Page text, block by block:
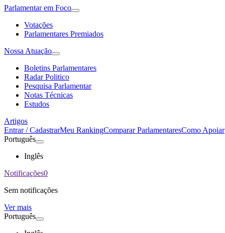
Parlamentar em Foco
Votações
Parlamentares Premiados
Nossa Atuação
Boletins Parlamentares
Radar Politico
Pesquisa Parlamentar
Notas Técnicas
Estudos
Artigos
Entrar / CadastrarMeu RankingComparar ParlamentaresComo Apoiar
Português
Inglês
Notificações0
Sem notificações
Ver mais
Português